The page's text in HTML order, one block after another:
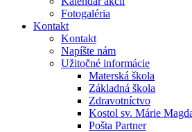
Fotogaléria
Kontakt
Kontakt
Napíšte nám
Užitočné informácie
Materská škola
Základná škola
Zdravotníctvo
Kostol sv. Márie
Pošta Partner